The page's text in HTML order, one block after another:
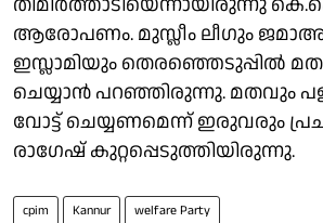
ആരോപണം. മുസ്ലീം ലീഗും
ഇസ്ലാമിയും തെരഞ്ഞെടുപ്പിൽ
ചെയ്യാൻ പറഞ്ഞിരുന്നു. മതവും
വോട്ട് ചെയ്യണമെന്ന് ഇരുവരും
രാഗേഷ് കുറ്റപ്പെടുത്തിയിരുന്നു.
cpim Kannur welfare Party